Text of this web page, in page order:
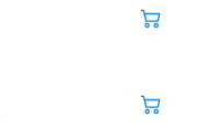
корзину
корзину